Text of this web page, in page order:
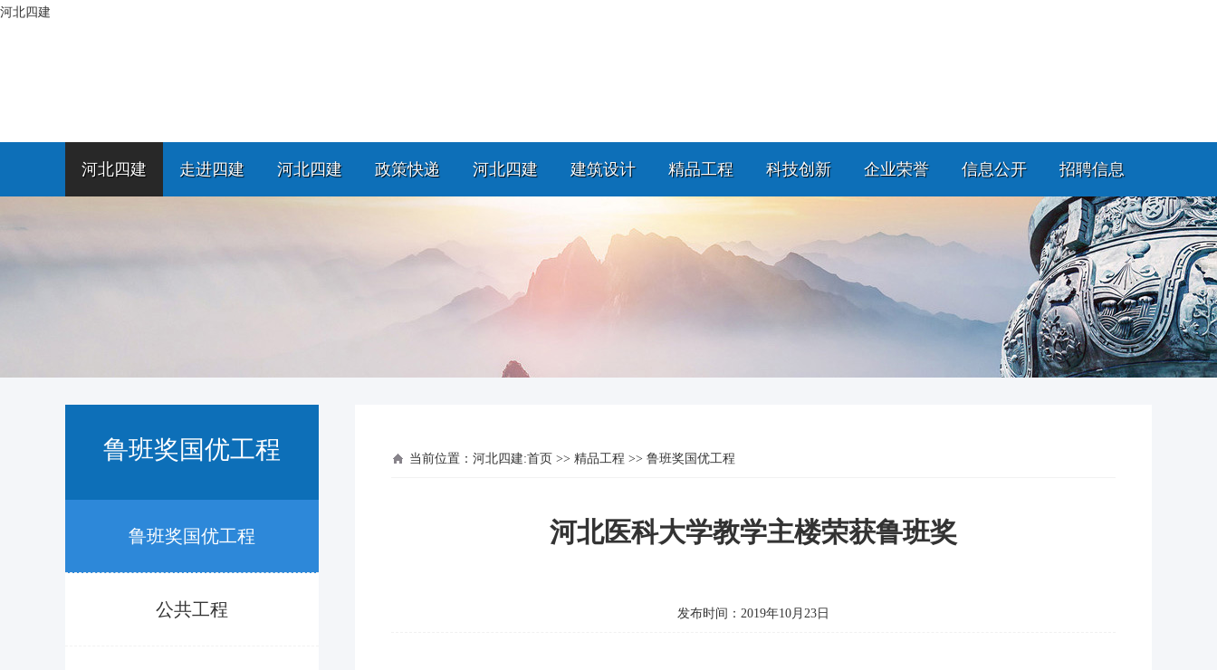
河北四建
河北四建 走进四建 河北四建 政策快递 河北四建 建筑设计 精品工程 科技创新 企业荣誉 信息公开 招聘信息
鲁班奖国优工程
鲁班奖国优工程
公共工程
当前位置： 河北四建:首页 >> 精品工程 >> 鲁班奖国优工程
河北医科大学教学主楼荣获鲁班奖
发布时间：2019年10月23日